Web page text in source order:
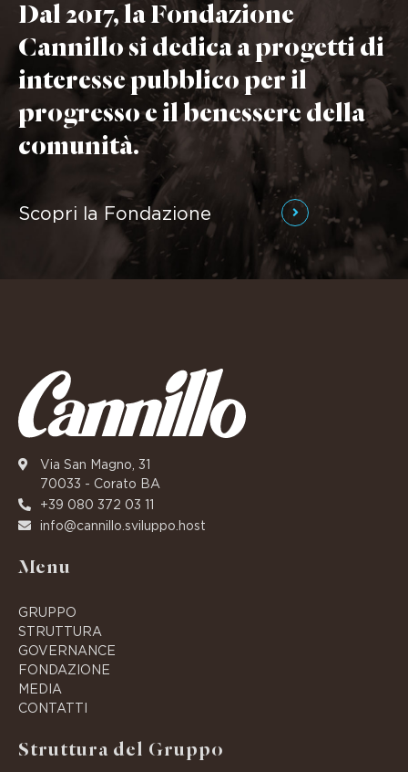
Dal 2017, la Fondazione
Cannillo si dedica a progetti di
interesse pubblico per il
progresso e il benessere della
comunità.
Scopri la Fondazione
Via San Magno, 31
70033 - Corato BA
+39 080 372 03 11
info@cannillo.sviluppo.host
Menu
GRUPPO
STRUTTURA
GOVERNANCE
FONDAZIONE
MEDIA
CONTATTI
Struttura del Gruppo